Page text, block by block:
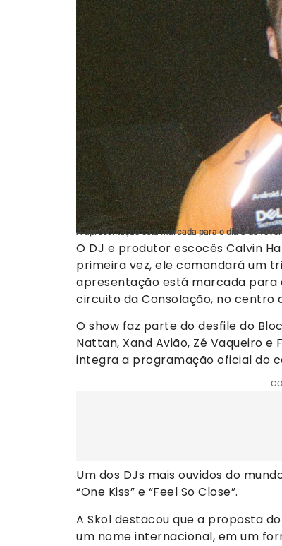
A apresentação está marcada para o dia 8 de
O DJ e produtor escocês Calvin
primeira vez, ele comandará um
apresentação está marcada para
circuito da Consolação, no
O show faz parte do desfile do
Nattan, Xand Avião, Zé Vaqueiro
integra a programação oficial do
Um dos DJs mais ouvidos do
“One Kiss” e “Feel So Close”.
A Skol destacou que a proposta
um nome internacional, em um